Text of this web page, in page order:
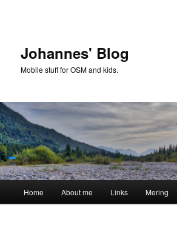
Johannes' Blog
Mobile stuff for OSM and kids.
Home About me Links Mering